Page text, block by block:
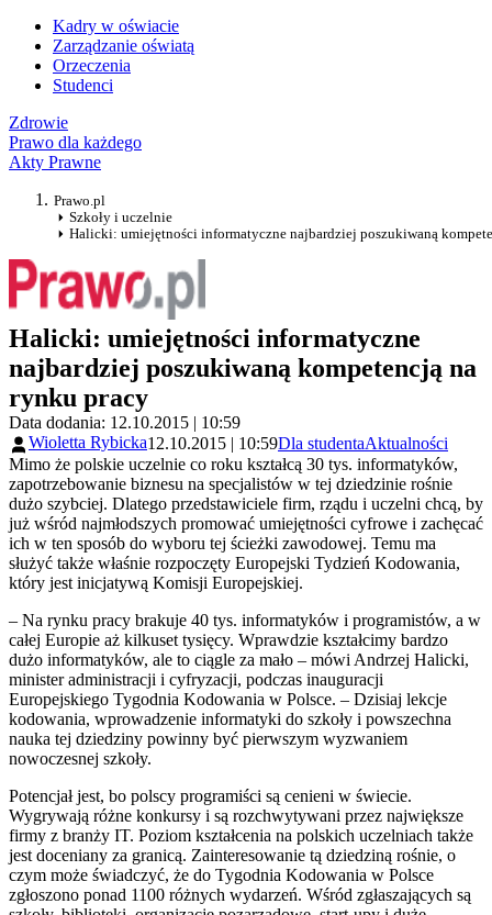
Kadry w oświacie
Zarządzanie oświatą
Orzeczenia
Studenci
Zdrowie
Prawo dla każdego
Akty Prawne
Prawo.pl
Szkoły i uczelnie
Halicki: umiejętności informatyczne najbardziej poszukiwaną
Halicki: umiejętności informatyczne
najbardziej poszukiwaną kompetencją na
rynku pracy
Data dodania: 12.10.2015 | 10:59
Wioletta Rybicka12.10.2015 | 10:59Dla studentaAktualności
Mimo że polskie uczelnie co roku kształcą 30 tys. informatyków,
zapotrzebowanie biznesu na specjalistów w tej dziedzinie rośnie
dużo szybciej. Dlatego przedstawiciele firm, rządu i uczelni chcą, by
już wśród najmłodszych promować umiejętności cyfrowe i zachęcać
ich w ten sposób do wyboru tej ścieżki zawodowej. Temu ma
służyć także właśnie rozpoczęty Europejski Tydzień Kodowania,
który jest inicjatywą Komisji Europejskiej.
– Na rynku pracy brakuje 40 tys. informatyków i programistów, a w
całej Europie aż kilkuset tysięcy. Wprawdzie kształcimy bardzo
dużo informatyków, ale to ciągle za mało – mówi Andrzej Halicki,
minister administracji i cyfryzacji, podczas inauguracji
Europejskiego Tygodnia Kodowania w Polsce. – Dzisiaj lekcje
kodowania, wprowadzenie informatyki do szkoły i powszechna
nauka tej dziedziny powinny być pierwszym wyzwaniem
nowoczesnej szkoły.
Potencjał jest, bo polscy programiści są cenieni w świecie.
Wygrywają różne konkursy i są rozchwytywani przez największe
firmy z branży IT. Poziom kształcenia na polskich uczelniach także
jest doceniany za granicą. Zainteresowanie tą dziedziną rośnie, o
czym może świadczyć, że do Tygodnia Kodowania w Polsce
zgłoszono ponad 1100 różnych wydarzeń. Wśród zgłaszających są